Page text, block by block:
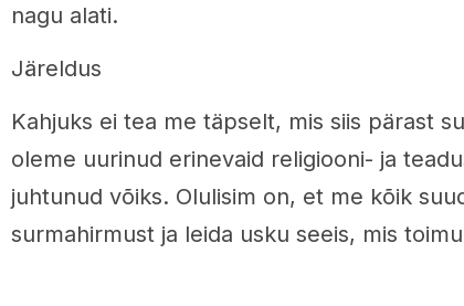
nagu alati.
Järeldus
Kahjuks ei tea me täpselt, mis siis pärast
oleme uurinud erinevaid religiooni- ja
juhtunud võiks. Olulisim on, et me kõik
surmahirmust ja leida usku seeis, mis